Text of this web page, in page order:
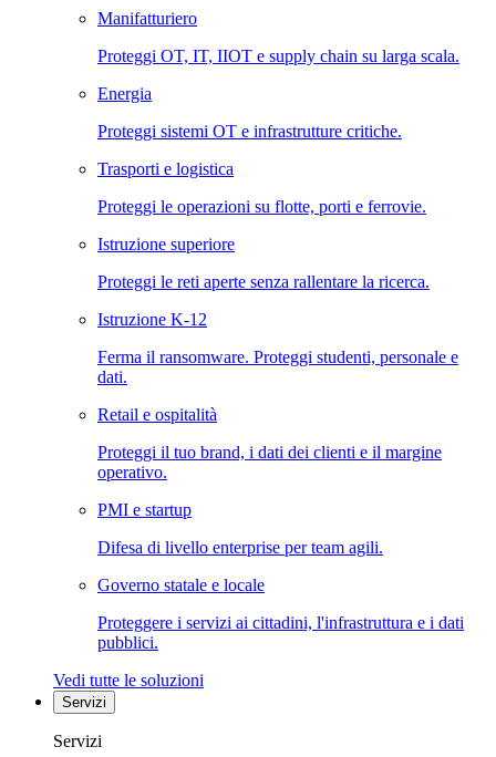
Manifatturiero
Proteggi OT, IT, IIOT e supply chain su larga scala.
Energia
Proteggi sistemi OT e infrastrutture critiche.
Trasporti e logistica
Proteggi le operazioni su flotte, porti e ferrovie.
Istruzione superiore
Proteggi le reti aperte senza rallentare la ricerca.
Istruzione K-12
Ferma il ransomware. Proteggi studenti, personale e
dati.
Retail e ospitalità
Proteggi il tuo brand, i dati dei clienti e il margine
operativo.
PMI e startup
Difesa di livello enterprise per team agili.
Governo statale e locale
Proteggere i servizi ai cittadini, l'infrastruttura e i dati
pubblici.
Vedi tutte le soluzioni
Servizi
Servizi